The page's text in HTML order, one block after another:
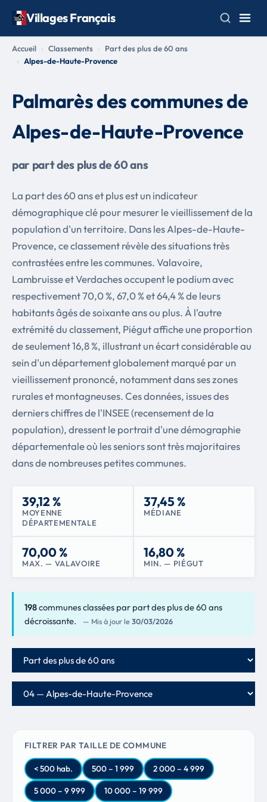
Villages Français
Accueil Classements
Part des plus de 60 ans
Alpes-de-Haute-Provence
Palmarès des communes de
Alpes-de-Haute-Provence
par part des plus de 60 ans
La part des 60 ans et plus est un indicateur
démographique clé pour mesurer le vieillissement de la
population d'un territoire. Dans les Alpes-de-Haute-
Provence, ce classement révèle des situations très
contrastées entre les communes. Valavoire,
Lambruisse et Verdaches occupent le podium avec
respectivement 70,0 %, 67,0 % et 64,4 % de leurs
habitants âgés de soixante ans ou plus. À l'autre
extrémité du classement, Piégut affiche une proportion
de seulement 16,8 %, illustrant un écart considérable au
sein d'un département globalement marqué par un
vieillissement prononcé, notamment dans ses zones
rurales et montagneuses. Ces données, issues des
derniers chiffres de l'INSEE (recensement de la
population), dressent le portrait d'une démographie
départementale où les seniors sont très majoritaires
dans de nombreuses petites communes.
39,12 %
MOYENNE
DÉPARTEMENTALE
37,45 %
MÉDIANE
70,00 %
MAX. — VALAVOIRE
16,80 %
MIN. — PIÉGUT
198communes classées par part des plus de 60 ans
décroissante.
— Mis à jour le 30/03/2026
Critère de classement
Département
FILTRER PAR TAILLE DE COMMUNE
< 500 hab. 500 – 1 999 2 000 – 4 999
5 000 – 9 999 10 000 – 19 999